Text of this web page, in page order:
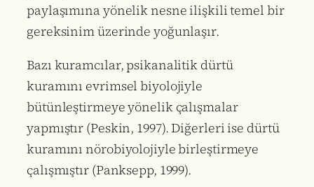
paylaşımına yönelik nesne ilişkili temel bir
gereksinim üzerinde yoğunlaşır.
Bazı kuramcılar, psikanalitik dürtü
kuramını evrimsel biyolojiyle
bütünleştirmeye yönelik çalışmalar
yapmıştır (Peskin, 1997). Diğerleri ise dürtü
kuramını nörobiyolojiyle birleştirmeye
çalışmıştır (Panksepp, 1999).